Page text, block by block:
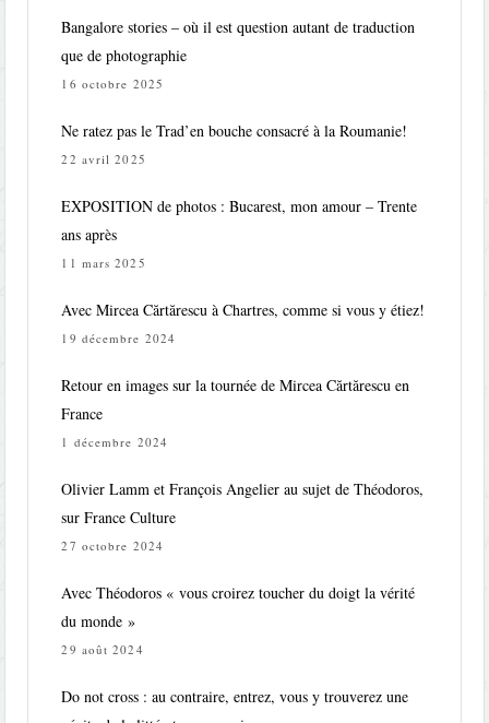
Bangalore stories – où il est question autant de traduction
que de photographie
16 octobre 2025
Ne ratez pas le Trad’en bouche consacré à la Roumanie!
22 avril 2025
EXPOSITION de photos : Bucarest, mon amour – Trente
ans après
11 mars 2025
Avec Mircea Cărtărescu à Chartres, comme si vous y étiez!
19 décembre 2024
Retour en images sur la tournée de Mircea Cărtărescu en
France
1 décembre 2024
Olivier Lamm et François Angelier au sujet de Théodoros,
sur France Culture
27 octobre 2024
Avec Théodoros « vous croirez toucher du doigt la vérité
du monde »
29 août 2024
Do not cross : au contraire, entrez, vous y trouverez une